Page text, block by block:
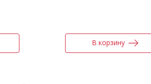
В корзину